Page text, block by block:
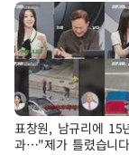
표창원, 남규리에 15
과…"제가 틀렸습니